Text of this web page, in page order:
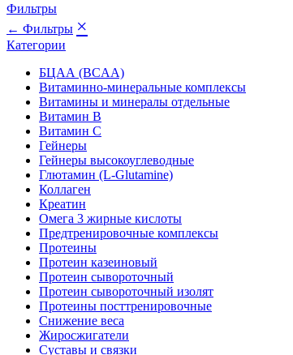
Фильтры
← Фильтры ×
Категории
БЦАА (BCAA)
Витаминно-минеральные комплексы
Витамины и минералы отдельные
Витамин B
Витамин C
Гейнеры
Гейнеры высокоуглеводные
Глютамин (L-Glutamine)
Коллаген
Креатин
Омега 3 жирные кислоты
Предтренировочные комплексы
Протеины
Протеин казеиновый
Протеин сывороточный
Протеин сывороточный изолят
Протеины посттренировочные
Снижение веса
Жиросжигатели
Суставы и связки